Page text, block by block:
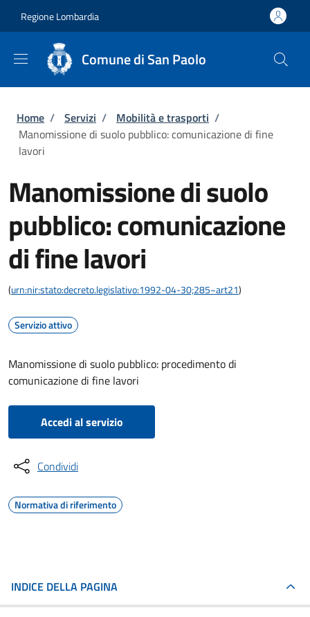
Regione Lombardia
Comune di San Paolo
Briciole di pane
Home / Servizi / Mobilità e trasporti /
Manomissione di suolo pubblico: comunicazione di fine
lavori
Manomissione di suolo
pubblico: comunicazione
di fine lavori
(urn:nir:stato:decreto.legislativo:1992-04-30;285~art21)
Servizio attivo
Manomissione di suolo pubblico: procedimento di
comunicazione di fine lavori
Accedi al servizio
Condividi
Normativa di riferimento
INDICE DELLA PAGINA